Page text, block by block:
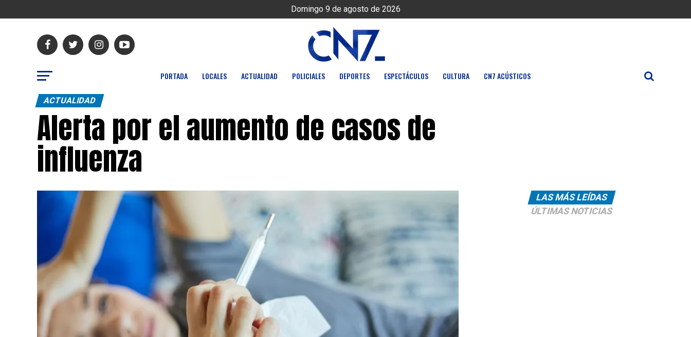
Domingo 9 de agosto de 2026
PORTADA LOCALES ACTUALIDAD POLICIALES DEPORTES ESPECTÁCULOS CULTURA CN7 ACÚSTICOS
ACTUALIDAD
Alerta por el aumento de casos de
influenza
LAS MÁS LEÍDAS
ÚLTIMAS NOTICIAS